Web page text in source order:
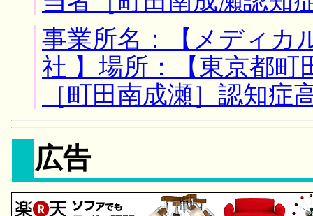
事業所名：【メディ
社 】場所：【東京都町
［町田南成瀬］認知
広告